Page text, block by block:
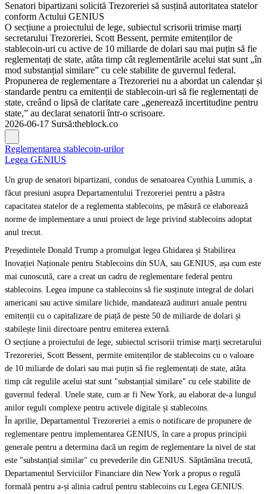
Senatori bipartizani solicită Trezoreriei să susțină autoritatea statelor
conform Actului GENIUS
O secțiune a proiectului de lege, subiectul scrisorii trimise marți
secretarului Trezoreriei, Scott Bessent, permite emitenților de
stablecoin-uri cu active de 10 miliarde de dolari sau mai puțin să fie
reglementați de state, atâta timp cât reglementările acelui stat sunt „în
mod substanțial similare” cu cele stabilite de guvernul federal.
Propunerea de reglementare a Trezoreriei nu a abordat un calendar și
standarde pentru ca emitenții de stablecoin-uri să fie reglementați de
state, creând o lipsă de claritate care „generează incertitudine pentru
state,” au declarat senatorii într-o scrisoare.
2026-06-17 Sursă:theblock.co
Reglementarea stablecoin-urilor
Legea GENIUS
Un grup de senatori bipartizani, condus de senatoarea Cynthia Lummis, a
făcut presiuni asupra Departamentului Trezoreriei pentru a păstra
capacitatea statelor de a reglementa stablecoins, pe măsură ce elaborează
norme de implementare a unui proiect de lege privind stablecoins adoptat
anul trecut.
Președintele Donald Trump a promulgat legea Ghidarea și Stabilirea
Inovației Naționale pentru Stablecoins din SUA, sau GENIUS, așa cum este
mai cunoscută, care a creat un cadru de reglementare federal pentru
stablecoins. Legea impune ca stablecoins să fie susținute integral de dolari
americani sau active similare lichide, mandatează audituri anuale pentru
emitenții cu o capitalizare de piață de peste 50 de miliarde de dolari și
stabilește linii directoare pentru emiterea externă.
O secțiune a proiectului de lege, subiectul scrisorii trimise marți secretarului
Trezoreriei, Scott Bessent, permite emitenților de stablecoins cu o valoare
de 10 miliarde de dolari sau mai puțin să fie reglementați de state, atâta
timp cât regulile acelui stat sunt "substanțial similare" cu cele stabilite de
guvernul federal. Unele state, cum ar fi New York, au elaborat de-a lungul
anilor reguli complexe pentru activele digitale și stablecoins.
În aprilie, Departamentul Trezoreriei a emis o notificare de propunere de
reglementare pentru implementarea GENIUS, în care a propus principii
generale pentru a determina dacă un regim de reglementare la nivel de stat
este "substanțial similar" cu prevederile din GENIUS. Săptămâna trecută,
Departamentul Serviciilor Financiare din New York a propus o regulă
formală pentru a-și alinia cadrul pentru stablecoins cu Legea GENIUS.